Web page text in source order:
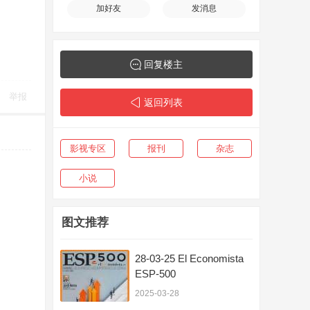
举报
加好友 发消息
回复楼主
返回列表
影视专区 报刊 杂志
小说
图文推荐
28-03-25 El Economista
ESP-500
2025-03-28